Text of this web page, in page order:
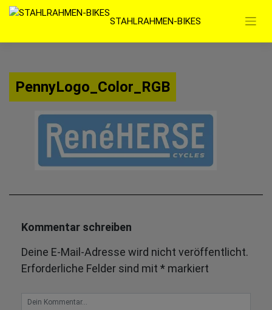
Zum
springen
STAHLRAHMEN-BIKES
PennyLogo_Color_RGB
Kommentar schreiben
Deine E-Mail-Adresse wird nicht veröffentlicht.
Erforderliche Felder sind mit * markiert